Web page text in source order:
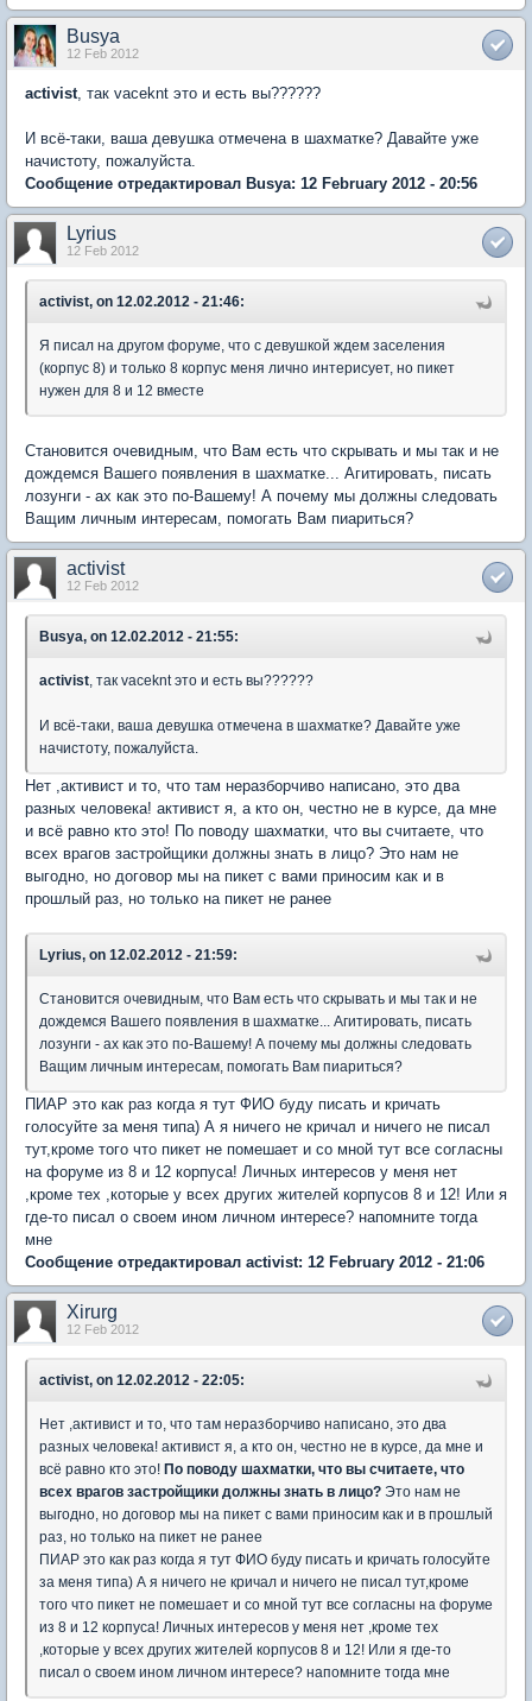
Busya
12 Feb 2012
activist, так vaceknt это и есть вы??????
И всё-таки, ваша девушка отмечена в шахматке? Давайте уже
начистоту, пожалуйста.
Сообщение отредактировал Busya: 12 February 2012 - 20:56
Lyrius
12 Feb 2012
activist, on 12.02.2012 - 21:46:
Я писал на другом форуме, что с девушкой ждем заселения
(корпус 8) и только 8 корпус меня лично интерисует, но пикет
нужен для 8 и 12 вместе
Становится очевидным, что Вам есть что скрывать и мы так и не
дождемся Вашего появления в шахматке... Агитировать, писать
лозунги - ах как это по-Вашему! А почему мы должны следовать
Ващим личным интересам, помогать Вам пиариться?
activist
12 Feb 2012
Busya, on 12.02.2012 - 21:55:
activist, так vaceknt это и есть вы??????
И всё-таки, ваша девушка отмечена в шахматке? Давайте уже
начистоту, пожалуйста.
Нет ,активист и то, что там неразборчиво написано, это два
разных человека! активист я, а кто он, честно не в курсе, да мне
и всё равно кто это! По поводу шахматки, что вы считаете, что
всех врагов застройщики должны знать в лицо? Это нам не
выгодно, но договор мы на пикет с вами приносим как и в
прошлый раз, но только на пикет не ранее
Lyrius, on 12.02.2012 - 21:59:
Становится очевидным, что Вам есть что скрывать и мы так и не
дождемся Вашего появления в шахматке... Агитировать, писать
лозунги - ах как это по-Вашему! А почему мы должны следовать
Ващим личным интересам, помогать Вам пиариться?
ПИАР это как раз когда я тут ФИО буду писать и кричать
голосуйте за меня типа) А я ничего не кричал и ничего не писал
тут,кроме того что пикет не помешает и со мной тут все согласны
на форуме из 8 и 12 корпуса! Личных интересов у меня нет
,кроме тех ,которые у всех других жителей корпусов 8 и 12! Или я
где-то писал о своем ином личном интересе? напомните тогда
мне
Сообщение отредактировал activist: 12 February 2012 - 21:06
Xirurg
12 Feb 2012
activist, on 12.02.2012 - 22:05:
Нет ,активист и то, что там неразборчиво написано, это два
разных человека! активист я, а кто он, честно не в курсе, да мне и
всё равно кто это! По поводу шахматки, что вы считаете, что
всех врагов застройщики должны знать в лицо? Это нам не
выгодно, но договор мы на пикет с вами приносим как и в прошлый
раз, но только на пикет не ранее
ПИАР это как раз когда я тут ФИО буду писать и кричать голосуйте
за меня типа) А я ничего не кричал и ничего не писал тут,кроме
того что пикет не помешает и со мной тут все согласны на форуме
из 8 и 12 корпуса! Личных интересов у меня нет ,кроме тех
,которые у всех других жителей корпусов 8 и 12! Или я где-то
писал о своем ином личном интересе? напомните тогда мне